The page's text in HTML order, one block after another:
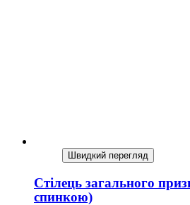
Швидкий перегляд
Стілець загального
спинкою)